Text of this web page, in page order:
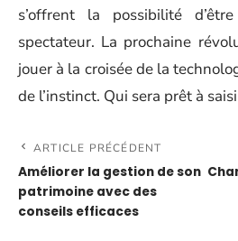
s’offrent la possibilité
spectateur. La prochaine
jouer à la croisée de la
de l’instinct. Qui sera prêt à
ARTICLE PRÉCÉDENT
Améliorer la gestion de son
patrimoine avec des
conseils efficaces